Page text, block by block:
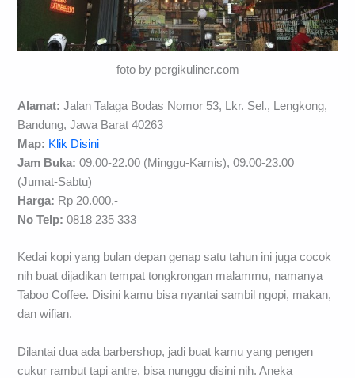
foto by pergikuliner.com
Alamat: Jalan Talaga Bodas Nomor 53, Lkr. Sel., Lengkong,
Bandung, Jawa Barat 40263
Map: Klik Disini
Jam Buka: 09.00-22.00 (Minggu-Kamis), 09.00-23.00
(Jumat-Sabtu)
Harga: Rp 20.000,-
No Telp: 0818 235 333
Kedai kopi yang bulan depan genap satu tahun ini juga cocok
nih buat dijadikan tempat tongkrongan malammu, namanya
Taboo Coffee. Disini kamu bisa nyantai sambil ngopi, makan,
dan wifian.
Dilantai dua ada barbershop, jadi buat kamu yang pengen
cukur rambut tapi antre, bisa nunggu disini nih. Aneka